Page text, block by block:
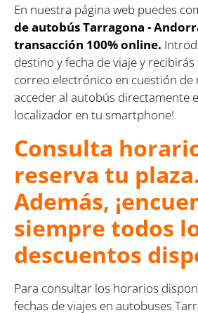
En nuestra página web puedes
de autobús Tarragona -
transacción 100% online.
destino y fecha de viaje y
correo electrónico en cuestión de
acceder al autobús directamente
localizador en tu smartphone!
Consulta
reserva tu
Además,
siempre todos
descuentos
Para consultar los horarios
fechas de viajes en autobuses